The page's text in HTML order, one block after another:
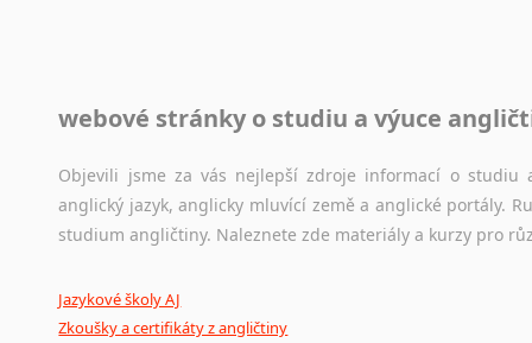
Jazykový korpus je elektronický soubor autentických
původního zdroje textu.
Ostatní pomůcky pro překladatele
poradny a pravidla
webové stránky o studiu a výuce
Objevili jsme za vás nejlepší zdroje informací o studiu
anglický jazyk, anglicky mluvící země a anglické portály.
studium angličtiny. Naleznete zde materiály a kurzy pro
Jazykové školy AJ
Zkoušky a certifikáty z angličtiny